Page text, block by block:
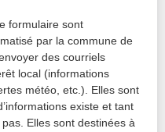
formulaire sont
par la commune de
des courriels
local (informations
météo, etc.). Elles sont
existe et tant
Elles sont destinées à